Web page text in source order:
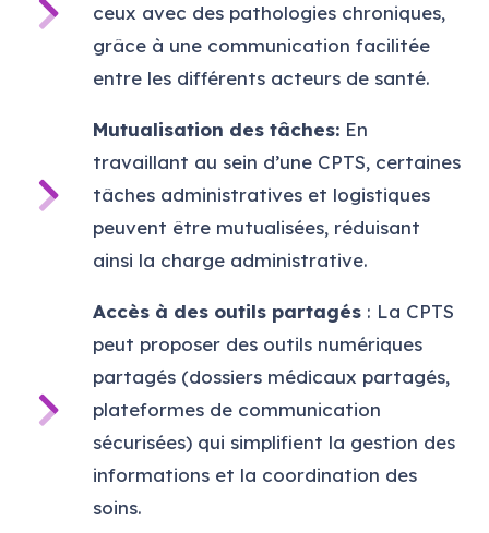
ceux avec des pathologies chroniques,
grâce à une communication facilitée
entre les différents acteurs de santé.
Mutualisation des tâches:En
travaillant au sein d’une CPTS, certaines
tâches administratives et logistiques
peuvent être mutualisées, réduisant
ainsi la charge administrative.
Accès à des outils partagés : La CPTS
peut proposer des outils numériques
partagés (dossiers médicaux partagés,
plateformes de communication
sécurisées) qui simplifient la gestion des
informations et la coordination des
soins.